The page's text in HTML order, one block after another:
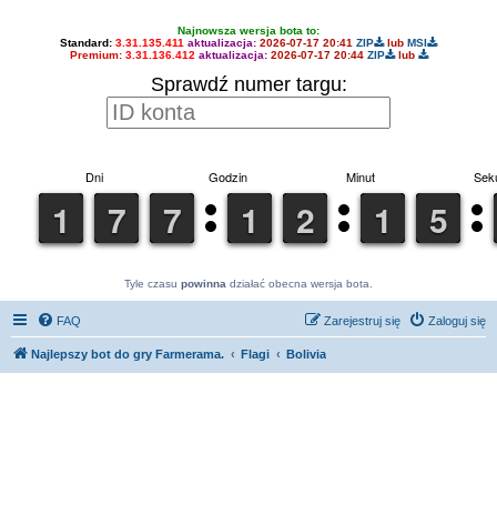
Najnowsza wersja bota to:
Standard: 3.31.135.411 aktualizacja: 2026-07-17 20:41 ZIP lub MSI
Premium: 3.31.136.412 aktualizacja: 2026-07-17 20:44 ZIP lub
Sprawdź numer targu:
Tyle czasu powinna działać obecna wersja bota.
FAQ Zaloguj się
Zarejestruj się
Najlepszy bot do gry Farmerama. Flagi Bolivia